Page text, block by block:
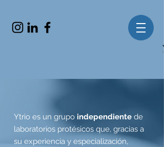
Ytrio es un grupo independiente de
laboratorios protésicos que, gracias a
su experiencia y especialización,